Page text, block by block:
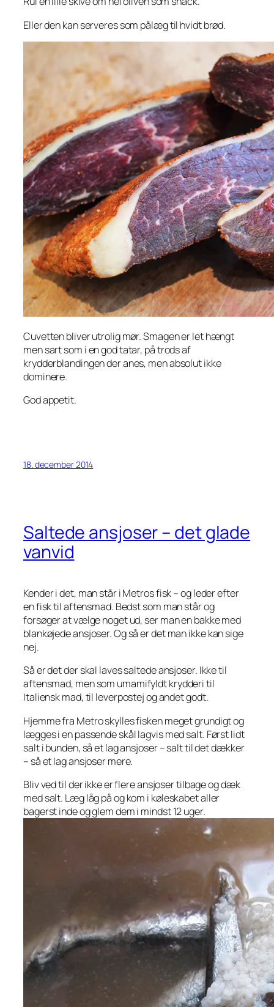
Eller den kan serveres som pålæg til hvidt brød.
Cuvetten bliver utrolig mør. Smagen er let hængt
men sart som i en god tatar, på trods af
krydderblandingen der anes, men absolut ikke
dominere.
God appetit.
18. december 2014
Saltede ansjoser – det glade
vanvid
Kender i det, man står i Metros fisk – og leder efter
en fisk til aftensmad. Bedst som man står og
forsøger at vælge noget ud, ser man en bakke med
blankøjede ansjoser. Og så er det man ikke kan sige
nej.
Så er det der skal laves saltede ansjoser. Ikke til
aftensmad, men som umamifyldt krydderi til
Italiensk mad, til leverpostej og andet godt.
Hjemme fra Metro skylles fisken meget grundigt og
lægges i en passende skål lagvis med salt. Først lidt
salt i bunden, så et lag ansjoser – salt til det dækker
– så et lag ansjoser mere.
Bliv ved til der ikke er flere ansjoser tilbage og dæk
med salt. Læg låg på og kom i køleskabet aller
bagerst inde og glem dem i mindst 12 uger.